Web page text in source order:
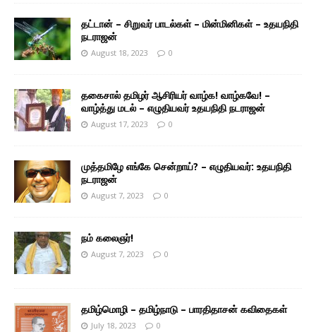
தட்டான் – சிறுவர் பாடல்கள் – மின்மினிகள் – உதயநிதி
நடராஜன்
August 18, 2023 0
தகைசால் தமிழர் ஆசிரியர் வாழ்க! வாழ்கவே! –
வாழ்த்து மடல் – எழுதியவர் உதயநிதி நடராஜன்
August 17, 2023 0
முத்தமிழே எங்கே சென்றாய்? – எழுதியவர்: உதயநிதி
நடராஜன்
August 7, 2023 0
நம் கலைஞர்!
August 7, 2023 0
தமிழ்மொழி – தமிழ்நாடு – பாரதிதாசன் கவிதைகள்
July 18, 2023 0